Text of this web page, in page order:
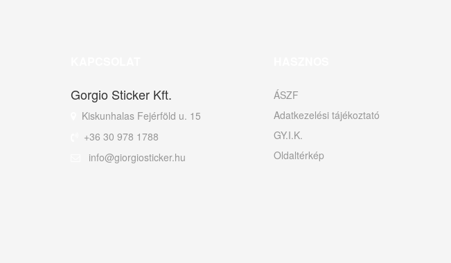
Gorgio Sticker Kft.
Kiskunhalas Fejérföld u. 15
+36 30 978 1788
info@giorgiosticker.hu
ÁSZF
Adatkezelési tájékoztató
GY.I.K.
Oldaltérkép